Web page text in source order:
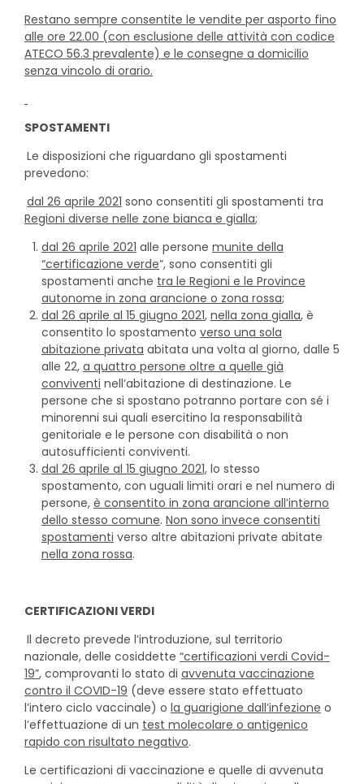
Restano sempre consentite le vendite per asporto fino
alle ore 22.00 (con esclusione delle attività con codice
ATECO 56.3 prevalente) e le consegne a domicilio
senza vincolo di orario.
SPOSTAMENTI
Le disposizioni che riguardano gli spostamenti
prevedono:
dal 26 aprile 2021 sono consentiti gli spostamenti tra
Regioni diverse nelle zone bianca e gialla;
dal 26 aprile 2021 alle persone munite della
“certificazione verde”, sono consentiti gli
spostamenti anche tra le Regioni e le Province
autonome in zona arancione o zona rossa;
dal 26 aprile al 15 giugno 2021, nella zona gialla, è
consentito lo spostamento verso una sola
abitazione privata abitata una volta al giorno, dalle 5
alle 22, a quattro persone oltre a quelle già
conviventi nell’abitazione di destinazione. Le
persone che si spostano potranno portare con sé i
minorenni sui quali esercitino la responsabilità
genitoriale e le persone con disabilità o non
autosufficienti conviventi.
dal 26 aprile al 15 giugno 2021, lo stesso
spostamento, con uguali limiti orari e nel numero di
persone, è consentito in zona arancione all’interno
dello stesso comune. Non sono invece consentiti
spostamenti verso altre abitazioni private abitate
nella zona rossa.
CERTIFICAZIONI VERDI
Il decreto prevede l’introduzione, sul territorio
nazionale, delle cosiddette “certificazioni verdi Covid-
19”, comprovanti lo stato di avvenuta vaccinazione
contro il COVID-19 (deve essere stato effettuato
l’intero ciclo vaccinale) o la guarigione dall’infezione o
l’effettuazione di un test molecolare o antigenico
rapido con risultato negativo.
Le certificazioni di vaccinazione e quelle di avvenuta